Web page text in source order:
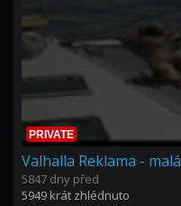
PRIVATE
Valhalla Reklama - malá
5847 dny před
5949 krát zhlédnuto